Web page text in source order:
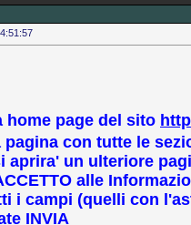
home page del sito
pagina con tutte le
aprira' un ulteriore
alle
i campi (quelli con
INVIA